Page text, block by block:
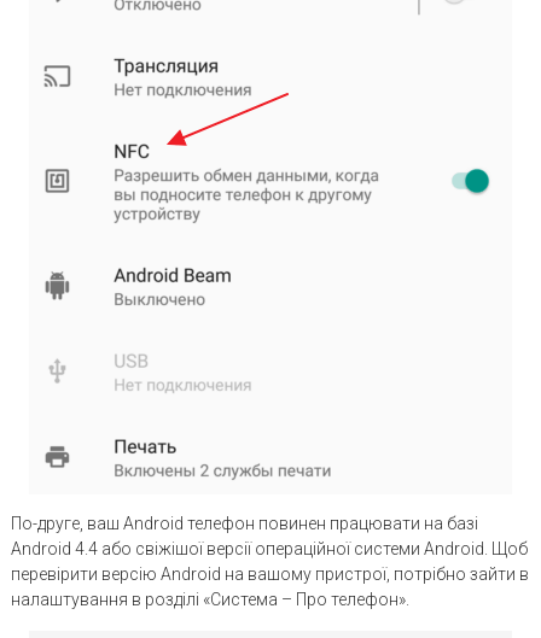
По-друге, ваш Android телефон повинен працювати на базі
Android 4.4 або свіжішої версії операційної системи Android. Щоб
перевірити версію Android на вашому пристрої, потрібно зайти в
налаштування в розділі «Система – Про телефон».